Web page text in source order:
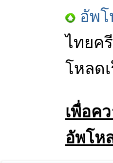
อัพ
ไทยค
โหลด
เพื่อค
อัพโห